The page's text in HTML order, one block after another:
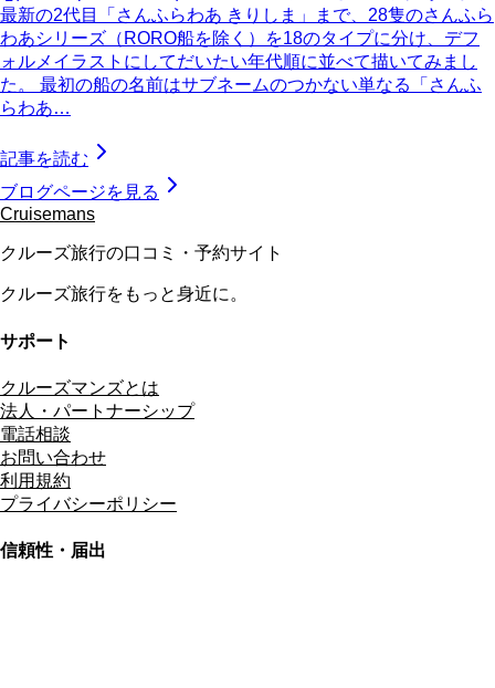
最新の2代目「さんふらわあ きりしま」まで、28隻のさんふら
わあシリーズ（RORO船を除く）を18のタイプに分け、デフ
ォルメイラストにしてだいたい年代順に並べて描いてみまし
た。 最初の船の名前はサブネームのつかない単なる「さんふ
らわあ…
記事を読む
ブログページを見る
Cruisemans
クルーズ旅行の口コミ・予約サイト
クルーズ旅行をもっと身近に。
サポート
クルーズマンズとは
法人・パートナーシップ
電話相談
お問い合わせ
利用規約
プライバシーポリシー
信頼性・届出